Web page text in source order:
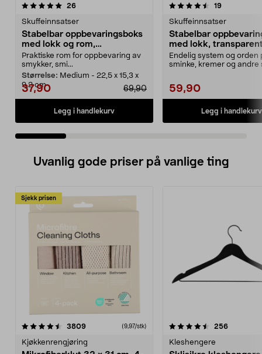
26anmeldelser
Skuffeinnsatser
Stabelbar oppbevaringsboks
med lokk og rom,
transparent grønn
Praktiske rom for oppbevaring av
smykker, smi...
Størrelse: Medium - 22,5 x 15,3 x
9,2 cm
37,90 69,90
Legg i handlekurv
4.5 av 5 stjerner 19anmeldelser
Skuffeinnsatser
Stabelbar
med lokk,
Endelig system og orden
sminke, kremer og andre
59,90
Legg i handlekurv
4.5 av 5 stjerner
Uvanlig gode priser på vanlige ting
Sjekk prisen
3809anmeldelser(9,97/stk)
Kjøkkenrengjøring
4.5av 5 stjerner 256
Kleshengere
4.5av 5 stjerner